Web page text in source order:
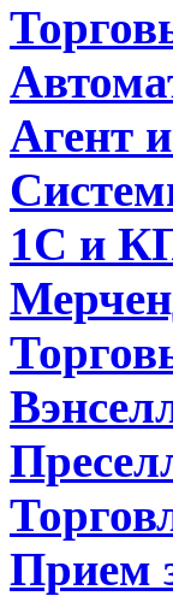
Агент
1C и
Прием